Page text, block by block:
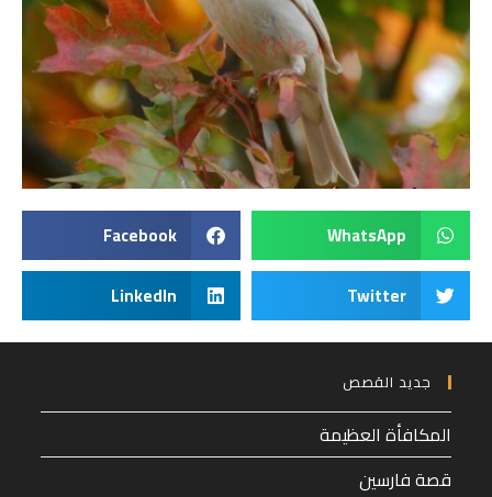
WhatsApp
Facebook
Twitter
LinkedIn
جديد القصص
المكافأة العظيمة
قصة فارسين